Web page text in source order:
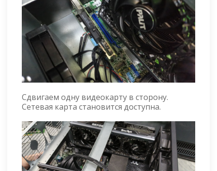
Сдвигаем одну видеокарту в сторону.
Сетевая карта становится доступна.